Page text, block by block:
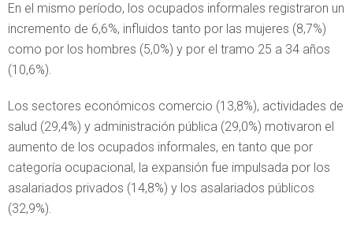
En el mismo período, los ocupados informales registraron un
incremento de 6,6%, influidos tanto por las mujeres (8,7%)
como por los hombres (5,0%) y por el tramo 25 a 34 años
(10,6%).
Los sectores económicos comercio (13,8%), actividades de
salud (29,4%) y administración pública (29,0%) motivaron el
aumento de los ocupados informales, en tanto que por
categoría ocupacional, la expansión fue impulsada por los
asalariados privados (14,8%) y los asalariados públicos
(32,9%).